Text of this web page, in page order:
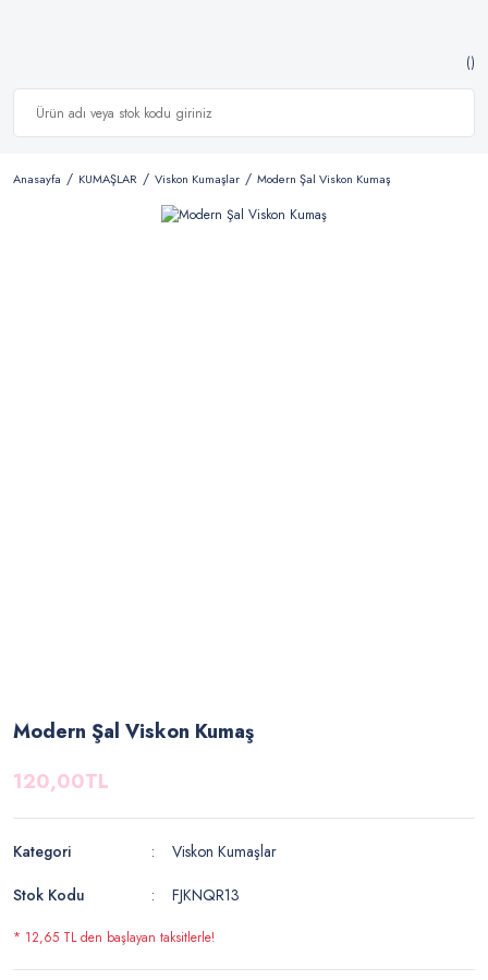
Anasayfa KUMAŞLAR Viskon Kumaşlar Modern Şal Viskon Kumaş
Modern Şal Viskon Kumaş
120,00TL
Kategori
Viskon Kumaşlar
Stok Kodu
FJKNQR13
* 12,65 TL den başlayan taksitlerle!